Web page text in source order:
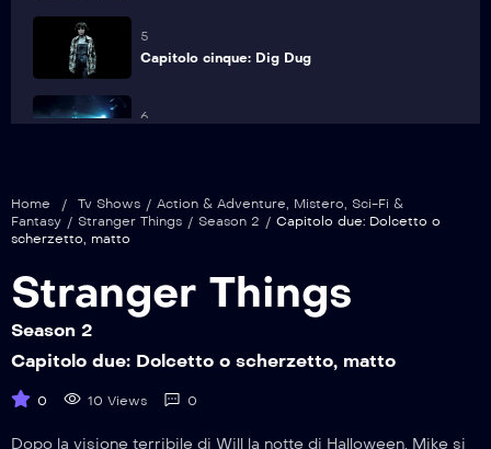
5
Capitolo cinque: Dig Dug
6
Capitolo sette: La sorella perduta
Capitolo otto: Il Mind Flayer
Capitolo nove: La porta
Home / Tv Shows / Action & Adventure, Mistero, Sci-Fi &
Fantasy / Stranger Things / Season 2 / Capitolo due: Dolcetto o
scherzetto, matto
Stranger Things
Season 2
Capitolo due: Dolcetto o scherzetto, matto
0 10 Views 0
Dopo la visione terribile di Will la notte di Halloween, Mike si